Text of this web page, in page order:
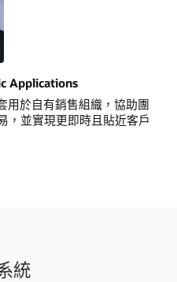
Applications
用於自有銷售組織，協助團
，並實現更即時且貼近客戶
統